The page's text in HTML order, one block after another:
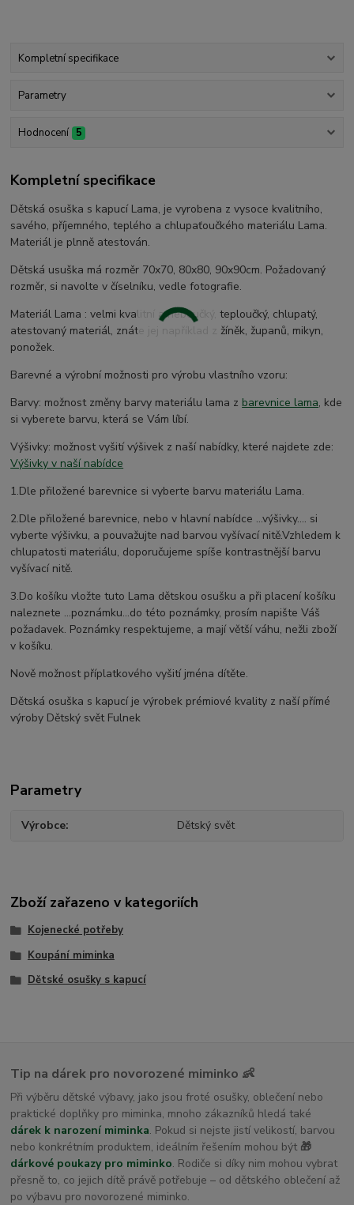
Kompletní specifikace
Parametry
Hodnocení 5
Kompletní specifikace
Dětská osuška s kapucí Lama, je vyrobena z vysoce kvalitního,
savého, příjemného, teplého a chlupaťoučkého materiálu Lama.
Materiál je plnně atestován.
Dětská usuška má rozměr 70x70, 80x80, 90x90cm. Požadovaný
rozměr, si navolte v číselníku, vedle fotografie.
Materiál Lama : velmi kvalitní a heboučký, teploučký, chlupatý,
atestovaný materiál, znáte jej například z žíněk, županů, mikyn,
ponožek.
Barevné a výrobní možnosti pro výrobu vlastního vzoru:
Barvy: možnost změny barvy materiálu lama z barevnice lama, kde
si vyberete barvu, která se Vám líbí.
Výšivky: možnost vyšití výšivek z naší nabídky, které najdete zde:
Výšivky v naší nabídce
1.Dle přiložené barevnice si vyberte barvu materiálu Lama.
2.Dle přiložené barevnice, nebo v hlavní nabídce ...výšivky.... si
vyberte výšivku, a pouvažujte nad barvou vyšívací nitě.Vzhledem k
chlupatosti materiálu, doporučujeme spíše kontrastnější barvu
vyšívací nitě.
3.Do košíku vložte tuto Lama dětskou osušku a při placení košíku
naleznete ...poznámku...do této poznámky, prosím napište Váš
požadavek. Poznámky respektujeme, a mají větší váhu, nežli zboží
v košíku.
Nově možnost příplatkového vyšití jména dítěte.
Dětská osuška s kapucí je výrobek prémiové kvality z naší přímé
výroby Dětský svět Fulnek
Parametry
Výrobce Dětský svět
Zboží zařazeno v kategoriích
Kojenecké potřeby
Koupání miminka
Dětské osušky s kapucí
Tip na dárek pro novorozené miminko 👶
Při výběru dětské výbavy, jako jsou froté osušky, oblečení nebo
praktické doplňky pro miminka, mnoho zákazníků hledá také
dárek k narození miminka. Pokud si nejste jistí velikostí, barvou
nebo konkrétním produktem, ideálním řešením mohou být 🎁
dárkové poukazy pro miminko. Rodiče si díky nim mohou vybrat
přesně to, co jejich dítě právě potřebuje – od dětského oblečení až
po výbavu pro novorozené miminko.